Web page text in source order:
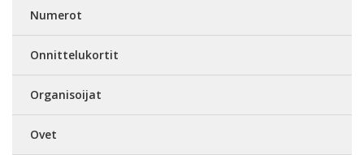
Numerot
Onnittelukortit
Organisoijat
Ovet